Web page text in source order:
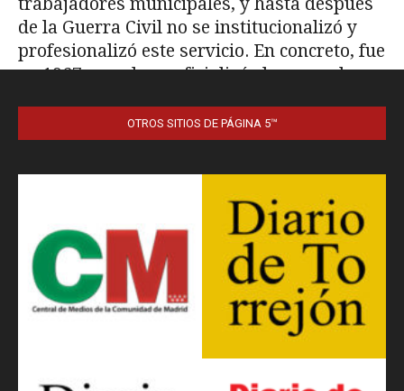
OTROS SITIOS DE PÁGINA 5™